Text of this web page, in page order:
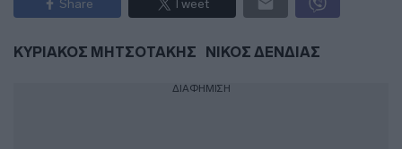
Share Tweet
ΚΥΡΙΑΚΟΣ ΜΗΤΣΟΤΑΚΗΣ ΝΙΚΟΣ ΔΕΝΔΙΑΣ
ΔΙΑΦΗΜΙΣΗ